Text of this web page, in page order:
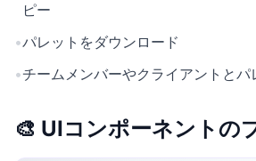
ピー
•パレットをダウンロード
•チームメンバーやクライアントとパ
🎨 UIコンポーネントの